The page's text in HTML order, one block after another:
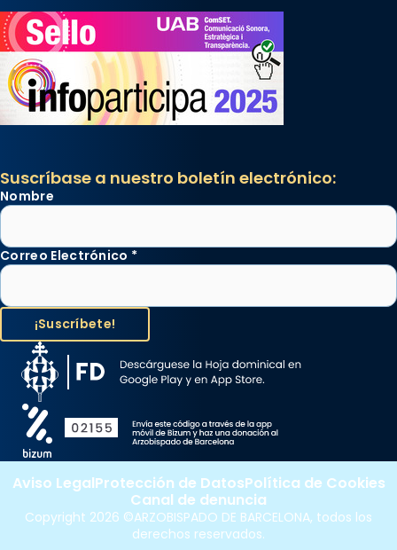
Suscríbase a nuestro boletín electrónico:
Nombre
Correo Electrónico *
Copyright 2026 ©ARZOBISPADO DE BARCELONA, todos los
derechos reservados.
Aviso LegalProtección de DatosPolítica de Cookies
Canal de denuncia